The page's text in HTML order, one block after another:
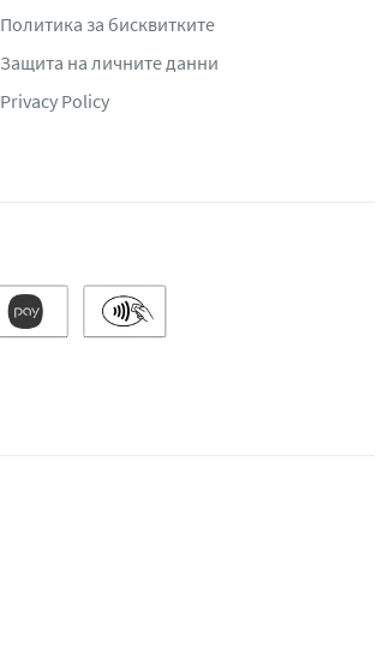
Политика за бисквитките
Защита на личните данни
Privacy Policy